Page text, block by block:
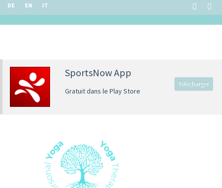
DE EN IT
SportsNow App
Gratuit dans le Play Store
Télécharger